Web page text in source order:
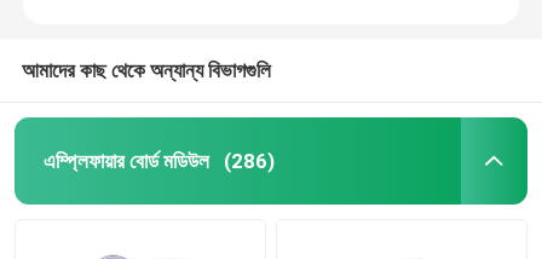
আমাদের কাছ থেকে অন্যান্য বিভাগগুলি
এম্প্লিফায়ার বোর্ড মডিউল (286)